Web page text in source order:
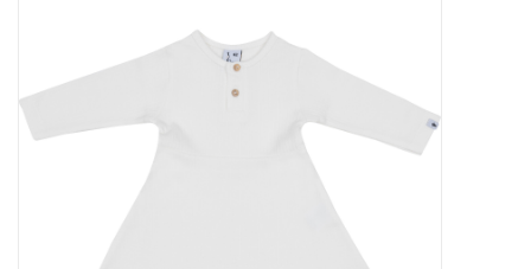
Schoenen en Tassen
Cadeaubonnen